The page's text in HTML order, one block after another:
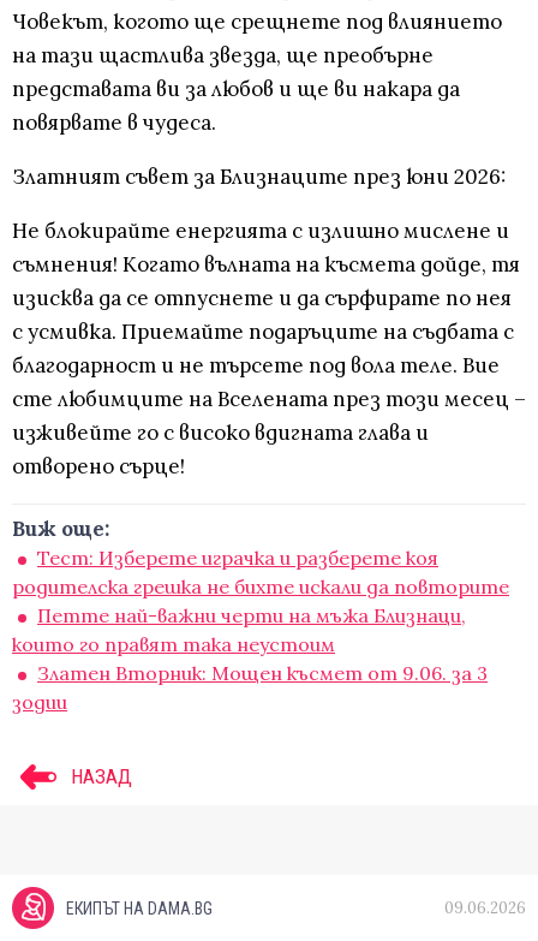
Човекът, когото ще срещнете под влиянието
на тази щастлива звезда, ще преобърне
представата ви за любов и ще ви накара да
повярвате в чудеса.
Златният съвет за Близнаците през юни 2026:
Не блокирайте енергията с излишно мислене и
съмнения! Когато вълната на късмета дойде, тя
изисква да се отпуснете и да сърфирате по нея
с усмивка. Приемайте подаръците на съдбата с
благодарност и не търсете под вола теле. Вие
сте любимците на Вселената през този месец –
изживейте го с високо вдигната глава и
отворено сърце!
Виж още:
Тест: Изберете играчка и разберете коя
родителска грешка не бихте искали да повторите
Петте най-важни черти на мъжа Близнаци,
които го правят така неустоим
Златен Вторник: Мощен късмет от 9.06. за 3
зодии
НАЗАД
ЕКИПЪТ НА DAMA.BG 09.06.2026